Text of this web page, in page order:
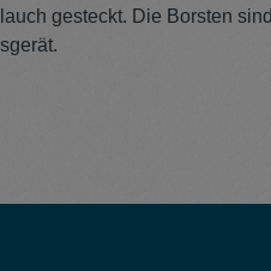
gesteckt. Die Borsten